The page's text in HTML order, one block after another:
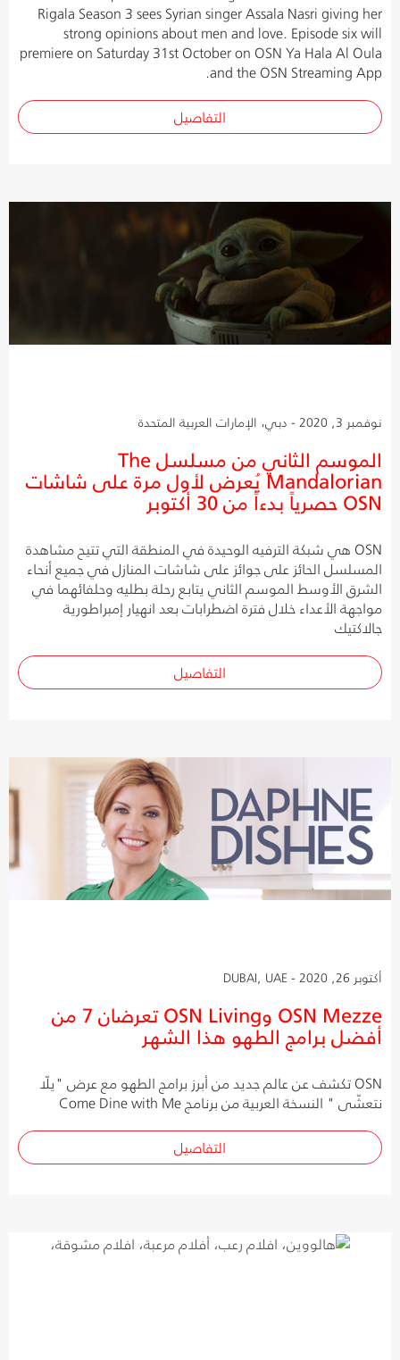
Rigala Season 3 sees Syrian singer Assala Nasri giving her
strong opinions about men and love. Episode six will
premiere on Saturday 31st October on OSN Ya Hala Al Oula
and the OSN Streaming App.
التفاصيل
نوفمبر 3, 2020 - دبي، الإمارات العربية المتحدة
الموسم الثاني من مسلسل The
Mandalorian يُعرض لأول مرة على شاشات
OSN حصرياً بدءاً من 30 أكتوبر
OSN هي شبكة الترفيه الوحيدة في المنطقة التي تتيح مشاهدة
المسلسل الحائز على جوائز على شاشات المنازل في جميع أنحاء
الشرق الأوسط الموسم الثاني يتابع رحلة بطليه وحلفائهما في
مواجهة الأعداء خلال فترة اضطرابات بعد انهيار إمبراطورية
جالاكتيك
التفاصيل
أكتوبر 26, 2020 - DUBAI, UAE
OSN Mezze وOSN Living تعرضان 7 من
أفضل برامج الطهو هذا الشهر
OSN تكشف عن عالم جديد من أبرز برامج الطهو مع عرض "يلّا
نتعشّى " النسخة العربية من برنامج Come Dine with Me
التفاصيل